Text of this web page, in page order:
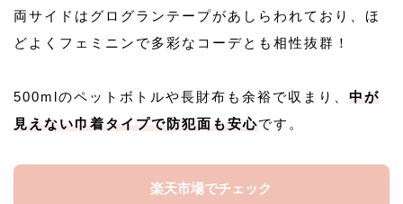
両サイドはグログランテープがあしらわれており、ほ
どよくフェミニンで多彩なコーデとも相性抜群！
500mlのペットボトルや長財布も余裕で収まり、 中が
見えない巾着タイプで防犯面も安心です。
楽天市場でチェック